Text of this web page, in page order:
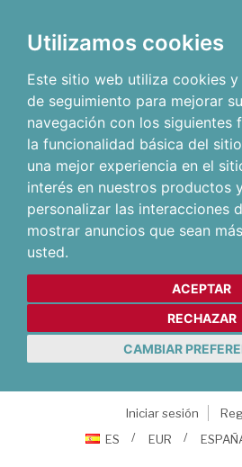
Utilizamos cookies
Este sitio web utiliza cookies
de seguimiento para mejorar
navegación con los siguientes
la funcionalidad básica del
una mejor experiencia en el
interés en nuestros productos
personalizar las interacciones
mostrar anuncios que sean
usted.
ACEPTAR
RECHAZAR
CAMBIAR
Iniciar sesión
ES
EUR